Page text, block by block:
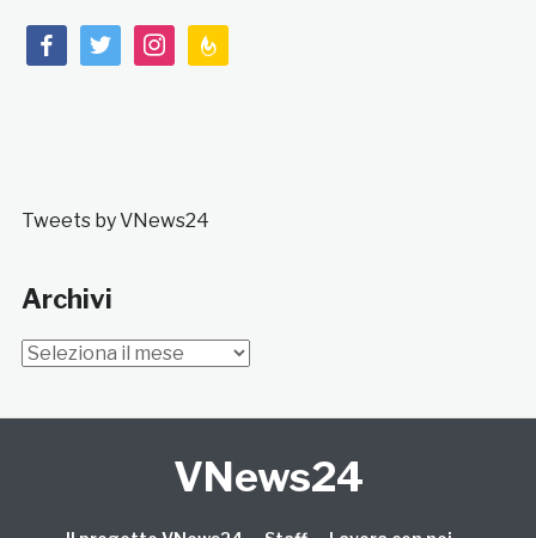
facebooktwitterinstagramfeedburner
Tweets by VNews24
Archivi
Archivi
VNews24